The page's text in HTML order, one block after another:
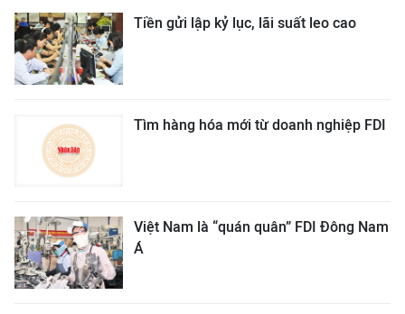
Tiền gửi lập kỷ lục, lãi suất leo cao
Tìm hàng hóa mới từ doanh nghiệp FDI
Việt Nam là “quán quân” FDI Đông Nam
Á